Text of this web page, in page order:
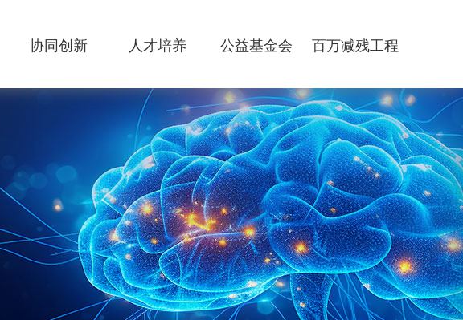
协同创新
共建单位
创新成果
联系我们
人才培养
人才队伍
研究生培养
人才招聘
公益基金会
基金会简介
基金会党建工作
基金会项目
基金会资讯
基金会内部建设
百万减残工程